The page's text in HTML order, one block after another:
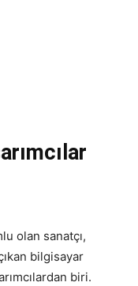
olan sanatçı,
bilgisayar
biri.